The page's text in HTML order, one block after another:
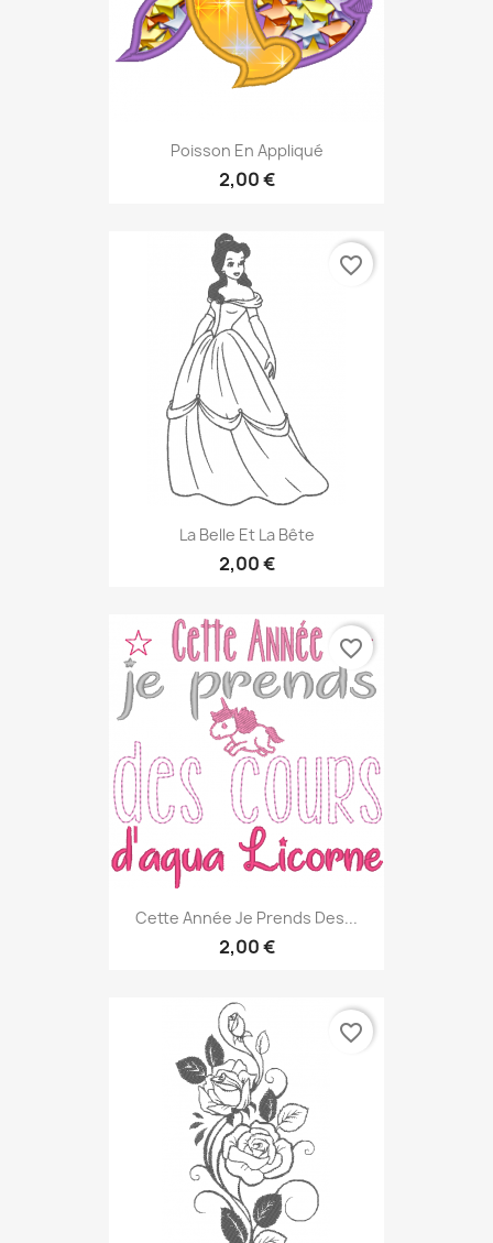
Poisson En Appliqué
2,00 €
La Belle Et La Bête
2,00 €
favorite_border
Cette Année Je Prends Des...
2,00 €
favorite_border
favorite_border